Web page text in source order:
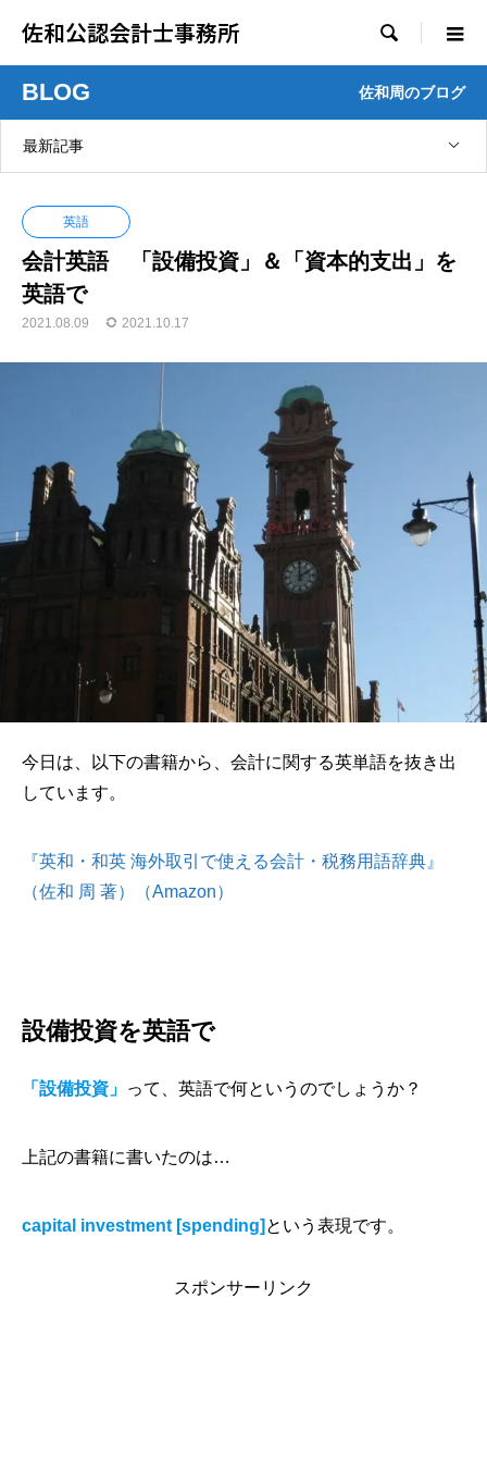
佐和公認会計士事務所 
BLOG 佐和周のブログ
最新記事
英語
会計英語 「設備投資」＆「資本的支出」を
英語で
2021.08.09 2021.10.17
今日は、以下の書籍から、会計に関する英単語を抜き出
しています。
『英和・和英 海外取引で使える会計・税務用語辞典』
（佐和 周 著）（Amazon）
設備投資を英語で
「設備投資」 って、英語で何というのでしょうか？
上記の書籍に書いたのは…
capital investment [spending] という表現です。
スポンサーリンク